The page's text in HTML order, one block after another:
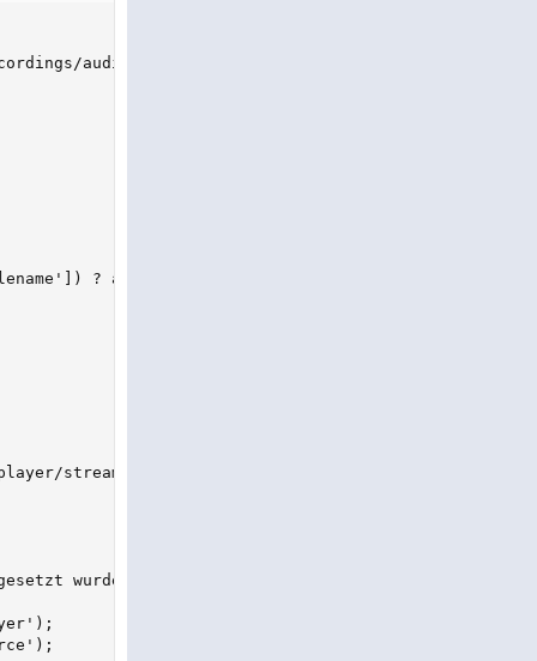
audioplayer/loading.wav">
? addslashes($_GET['recording_filename']) :
wurde